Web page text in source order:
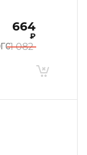
1 082
664
₽